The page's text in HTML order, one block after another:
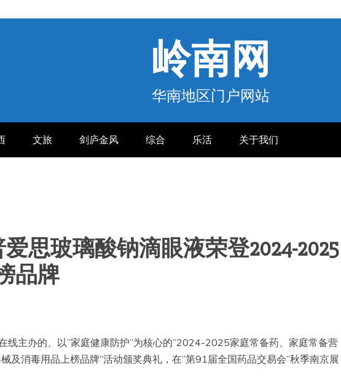
岭南网
华南地区门户网站
文旅 剑庐金风 综合 乐活 关于我们
爱思玻璃酸钠滴眼液荣登2024-2025
品牌
主办的、以”家庭健康防护”为核心的”2024-2025家庭常备药、家庭常备营
及消毒用品上榜品牌”活动颁奖典礼，在”第91届全国药品交易会”秋季南京展